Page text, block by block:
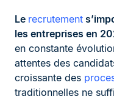
Le recrutement
les entreprises en
en constante
attentes des
croissante des
traditionnelles ne